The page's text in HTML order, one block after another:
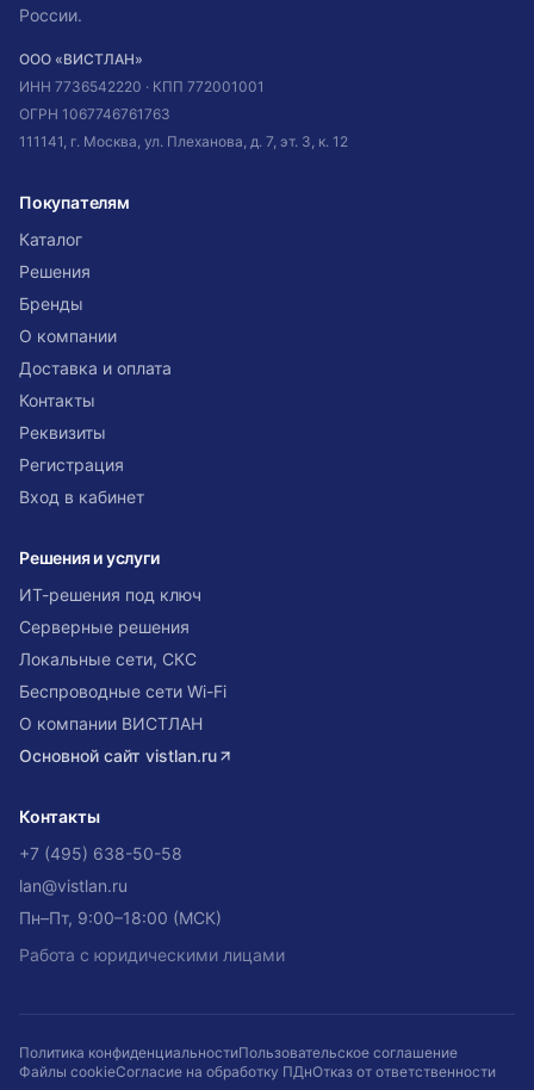
России.
ООО «ВИСТЛАН»
ИНН 7736542220 · КПП 772001001
ОГРН 1067746761763
111141, г. Москва, ул. Плеханова, д. 7, эт. 3, к. 12
Покупателям
Каталог
Решения
Бренды
О компании
Доставка и оплата
Контакты
Реквизиты
Регистрация
Вход в кабинет
Решения и услуги
ИТ-решения под ключ
Серверные решения
Локальные сети, СКС
Беспроводные сети Wi-Fi
О компании ВИСТЛАН
Основной сайт vistlan.ru
Контакты
+7 (495) 638-50-58
lan@vistlan.ru
Пн–Пт, 9:00–18:00 (МСК)
Работа с юридическими лицами
Политика конфиденциальностиПользовательское соглашение
Файлы cookieСогласие на обработку ПДнОтказ от ответственности